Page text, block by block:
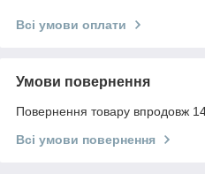
Всі умови оплати
Умови повернення
Повернення товару впродовж
Всі умови повернення